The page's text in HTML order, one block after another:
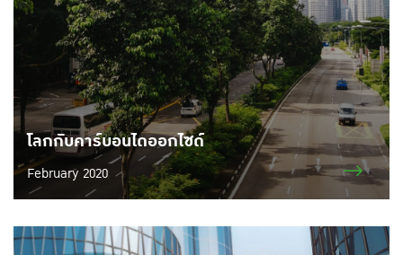
โลกกับคาร์บอนไดออกไซด์
February 2020